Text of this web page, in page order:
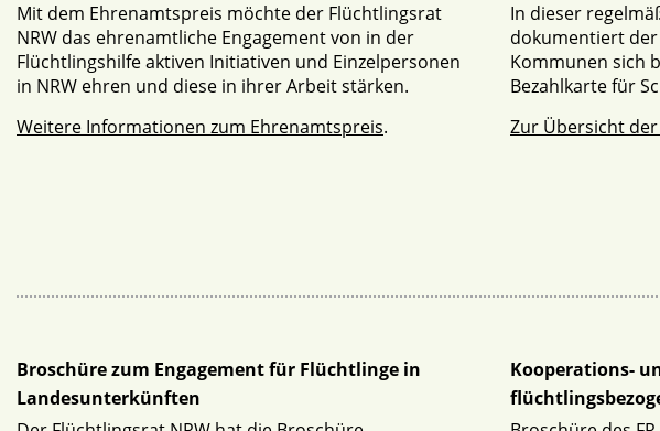
Mit dem Ehrenamtspreis möchte der Flüchtlingsrat
NRW das ehrenamtliche Engagement von in der
Flüchtlingshilfe aktiven Initiativen und Einzelpersonen
in NRW ehren und diese in ihrer Arbeit stärken.
Weitere Informationen zum Ehrenamtspreis.
In dieser
dokumentiert der
Kommunen sich
Bezahlkarte für
Zur Übersicht
Broschüre zum Engagement für Flüchtlinge in
Landesunterkünften
Kooperations-